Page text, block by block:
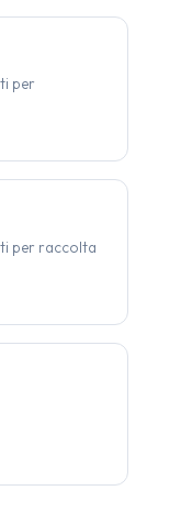
per
per raccolta